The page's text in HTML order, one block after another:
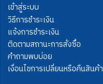
เข้าสู่ระบบ
วิธีการชำระเงิน
แจ้งการชำระเงิน
ติดตามสถานะการสั่งซื้อ
คำถามพบบ่อย
เงื่อนไขการเปลี่ยนหรือคืนสินค้า